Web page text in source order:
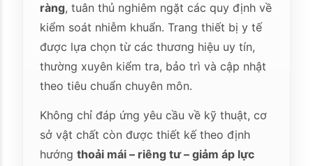
ràng, tuân thủ nghiêm ngặt các quy định về
kiểm soát nhiễm khuẩn. Trang thiết bị y tế
được lựa chọn từ các thương hiệu uy tín,
thường xuyên kiểm tra, bảo trì và cập nhật
theo tiêu chuẩn chuyên môn.
Không chỉ đáp ứng yêu cầu về kỹ thuật, cơ
sở vật chất còn được thiết kế theo định
hướngthoải mái – riêng tư – giảm áp lực